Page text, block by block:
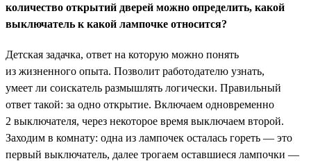
количество открытий дверей можно определить, какой
выключатель к какой лампочке относится?
Детская задачка, ответ на которую можно понять
из жизненного опыта. Позволит работодателю узнать,
умеет ли соискатель размышлять логически. Правильный
ответ такой: за одно открытие. Включаем одновременно
2 выключателя, через некоторое время выключаем второй.
Заходим в комнату: одна из лампочек осталась гореть — это
первый выключатель, далее трогаем оставшиеся лампочки —